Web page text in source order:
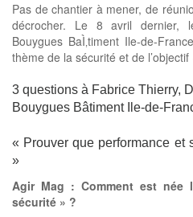
Pas de chantier à mener, de
décrocher. Le 8 avril dernier,
Bouygues BaÌ‚timent Ile-de-
thème de la sécurité et de
3 questions à Fabrice Thierry,
Bouygues Bâtiment Ile-de-
« Prouver que performance et
»
Agir Mag : Comment est
sécurité » ?